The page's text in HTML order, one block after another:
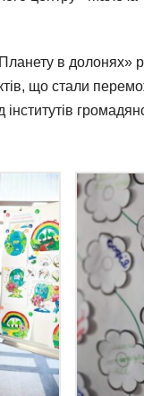
в долонях»
що стали
інститутів